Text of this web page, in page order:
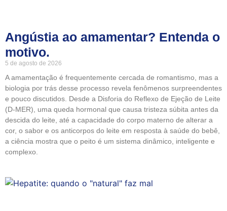
Angústia ao amamentar? Entenda o
motivo.
5 de agosto de 2026
A amamentação é frequentemente cercada de romantismo, mas a
biologia por trás desse processo revela fenômenos surpreendentes
e pouco discutidos. Desde a Disforia do Reflexo de Ejeção de Leite
(D-MER), uma queda hormonal que causa tristeza súbita antes da
descida do leite, até a capacidade do corpo materno de alterar a
cor, o sabor e os anticorpos do leite em resposta à saúde do bebê,
a ciência mostra que o peito é um sistema dinâmico, inteligente e
complexo.